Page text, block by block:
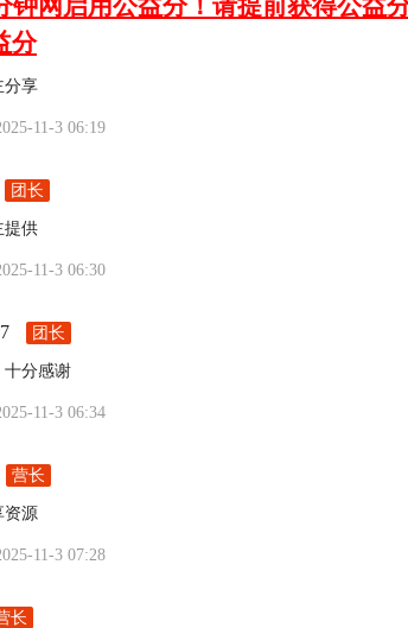
钟网启用公益分！请提前获得公益
分
分享
11-3 06:19
团长
提供
11-3 06:30
团长
十分感谢
11-3 06:34
营长
资源
11-3 07:28
长